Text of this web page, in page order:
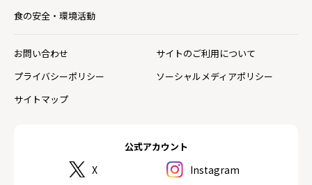
公式アカウント
X
Instagram
食の安全・環境活動
お問い合わせ
サイトのご利用について
プライバシーポリシー
ソーシャルメディアポリシー
サイトマップ